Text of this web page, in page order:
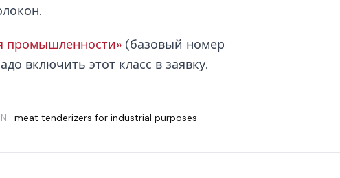
промышленности» (базовый номер
включить этот класс в заявку.
meat tenderizers for industrial purposes